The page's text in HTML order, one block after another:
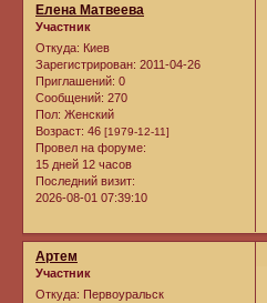
Елена Матвеева
Участник
Откуда: Киев
Зарегистрирован: 2011-04-26
Приглашений: 0
Сообщений: 270
Пол: Женский
Возраст: 46 [1979-12-11]
Провел на форуме:
15 дней 12 часов
Последний визит:
2026-08-01 07:39:10
Артем
Участник
Откуда: Первоуральск